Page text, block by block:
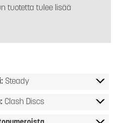
tuotetta tulee lisää
Steady
Clash Discs